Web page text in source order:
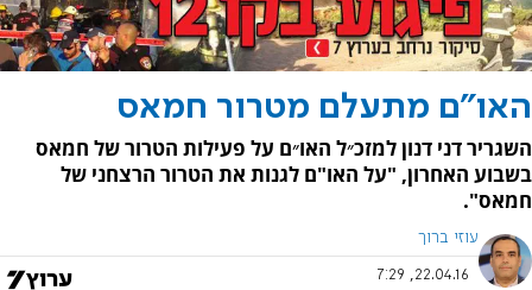
האו״ם מתעלם מטרור חמאס
השגריר דני דנון למזכ״ל האו״ם על פעילות הטרור של חמאס
בשבוע האחרון, "על האו"ם לגנות את הטרור הרצחני של
חמאס".
עוזי ברוך
22.04.16, 7:29